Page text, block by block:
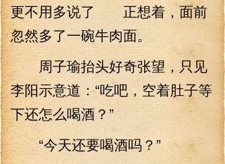
更不用多说了 正想着，面前
忽然多了一碗牛肉面。
周子瑜抬头好奇张望，只见
李阳示意道：“吃吧，空着肚子等
下还怎么喝酒？”
“今天还要喝酒吗？”